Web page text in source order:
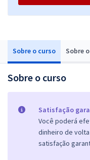
Sobre o curso Sobre
Sobre o curso
Satisfação
Você poderá
dinheiro de volta
satisfação